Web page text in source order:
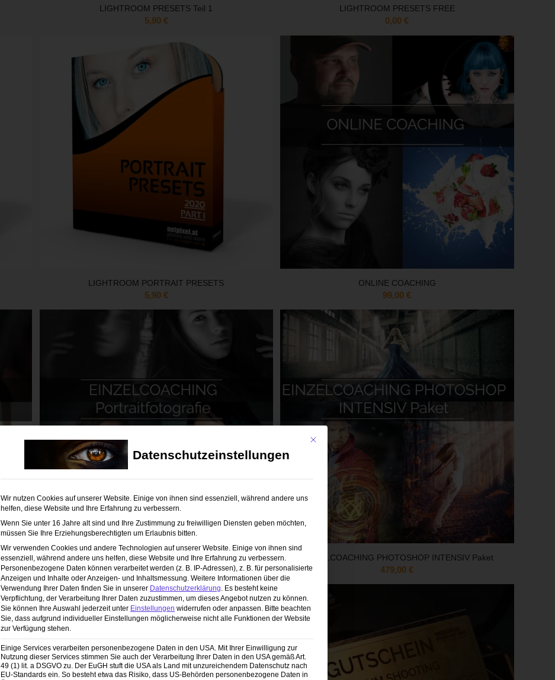
LIGHTROOM PRESETS Teil 1
5,90 €
LIGHTROOM PRESETS FREE
0,00€
LIGHTROOM PORTRAIT PRESETS
5,90 €
ONLINE COACHING
99,00€
EINZELCOACHING Portraitfotografie
699,00€
EINZELCOACHING PHOTOSHOP INTENSIV Paket
479,00€
Mit diesem Button wird der Dialog geschlossen. Seine Funktionalität ist
Datenschutzeinstellungen
Wir nutzen Cookies auf unserer Website. Einige von ihnen sind essenziell, während andere uns
helfen, diese Website und Ihre Erfahrung zu verbessern.
Wenn Sie unter 16 Jahre alt sind und Ihre Zustimmung zu freiwilligen Diensten geben möchten,
müssen Sie Ihre Erziehungsberechtigten um Erlaubnis bitten.
Wir verwenden Cookies und andere Technologien auf unserer Website. Einige von ihnen sind
essenziell, während andere uns helfen, diese Website und Ihre Erfahrung zu verbessern.
Personenbezogene Daten können verarbeitet werden (z. B. IP-Adressen), z. B. für personalisierte
Anzeigen und Inhalte oder Anzeigen- und Inhaltsmessung. Weitere Informationen über die
Verwendung Ihrer Daten finden Sie in unserer Datenschutzerklärung. Es besteht keine
Verpflichtung, der Verarbeitung Ihrer Daten zuzustimmen, um dieses Angebot nutzen zu können.
Sie können Ihre Auswahl jederzeit unter Einstellungen widerrufen oder anpassen. Bitte beachten
Sie, dass aufgrund individueller Einstellungen möglicherweise nicht alle Funktionen der Website
zur Verfügung stehen.
Einige Services verarbeiten personenbezogene Daten in den USA. Mit Ihrer Einwilligung zur
Nutzung dieser Services stimmen Sie auch der Verarbeitung Ihrer Daten in den USA gemäß Art.
49 (1) lit. a DSGVO zu. Der EuGH stuft die USA als Land mit unzureichendem Datenschutz nach
EU-Standards ein. So besteht etwa das Risiko, dass US-Behörden personenbezogene Daten in